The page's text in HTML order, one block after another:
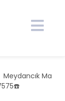
Meydancık Ma